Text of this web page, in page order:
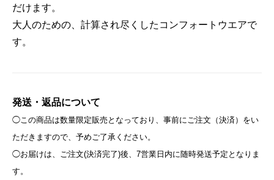
だけます。
大人のための、計算され尽くしたコンフォートウエアで
す。
発送・返品について
◯この商品は数量限定販売となっており、事前にご注文（決済）をい
ただきますので、予めご了承ください。
◯お届けは、ご注文(決済完了)後、7営業日内に随時発送予定となりま
す。